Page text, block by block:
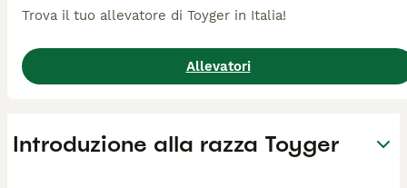
Trova il tuo allevatore di Toyger in Italia!
Allevatori
Introduzione alla razza Toyger